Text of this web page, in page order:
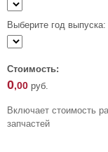
Выберите год выпуска:
Стоимость:
0,00 руб.
Включает стоимость
запчастей